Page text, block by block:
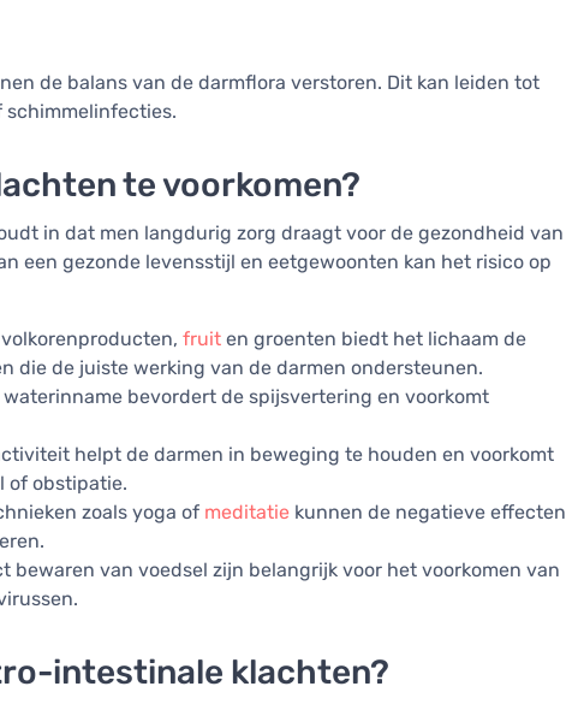
de balans van de darmflora verstoren. Dit kan leiden tot
schimmelinfecties.
te voorkomen?
in dat men langdurig zorg draagt voor de gezondheid van
een gezonde levensstijl en eetgewoonten kan het risico op
fruit en groenten biedt het lichaam de
die de juiste werking van de darmen ondersteunen.
waterinname bevordert de spijsvertering en voorkomt
helpt de darmen in beweging te houden en voorkomt
of obstipatie.
zoals yoga of meditatie kunnen de negatieve effecten
bewaren van voedsel zijn belangrijk voor het voorkomen van
intestinale klachten?